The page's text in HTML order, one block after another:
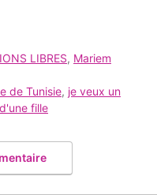
LIBRES, Mariem
de Tunisie, je veux un
fille